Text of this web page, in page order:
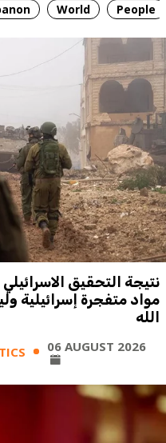
World People
نتيجة التحقيق
مواد متفجرة إسرائيلية
الله
06 AUGUST 2026